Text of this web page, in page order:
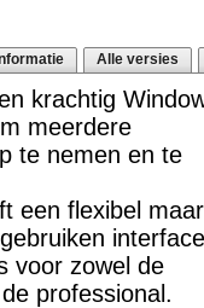
Alle versies
krachtig
meerdere
te nemen en te
een flexibel maar
voor zowel de
professional.